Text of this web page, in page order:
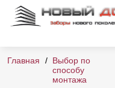
Главная
Выбор по
способу
монтажа